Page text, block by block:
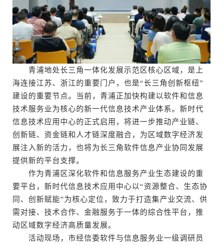
青浦地处长三角一体化发展示范区核心区域，是上
海连接江苏、浙江的重要门户，也是“长三角创新枢纽”
建设的重要节点。当前，青浦正加快构建以软件和信息
技术服务业为核心的新一代信息技术产业体系。新时代
信息技术应用中心的正式启用，将进一步推动产业链、
创新链、资金链和人才链深度融合，为区域数字经济发
展注入新的活力，也将为长三角软件信息产业协同发展
提供新的平台支撑。
作为青浦区深化软件和信息服务产业生态建设的重
要平台，新时代信息技术应用中心以“资源整合、生态协
同、创新赋能”为核心定位，致力于打造集产业交流、供
需对接、技术合作、金融服务于一体的综合性平台，推
动区域数字经济高质量发展。
活动现场，市经信委软件与信息服务业一级调研员